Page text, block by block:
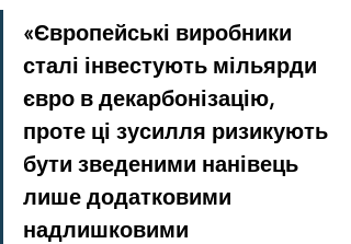
«Європейські виробники
сталі інвестують мільярди
євро в декарбонізацію,
проте ці зусилля ризикують
бути зведеними нанівець
лише додатковими
надлишковими